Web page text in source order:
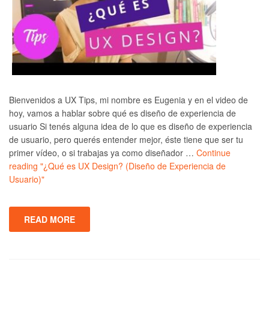
Bienvenidos a UX Tips, mi nombre es Eugenia y en el video de
hoy, vamos a hablar sobre qué es diseño de experiencia de
usuario Si tenés alguna idea de lo que es diseño de experiencia
de usuario, pero querés entender mejor, éste tiene que ser tu
primer vídeo, o si trabajas ya como diseñador … Continue
reading "¿Qué es UX Design? (Diseño de Experiencia de
Usuario)"
READ MORE